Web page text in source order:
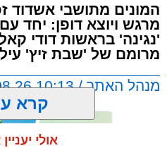
המונים מתושבי אשדוד
מרגש ויוצא דופן: יחד
'נגינה' בראשות דודי
מרומם של 'שבת זיץ'
מנהל האתר / 10:13 07.08.26
קרא
אולי